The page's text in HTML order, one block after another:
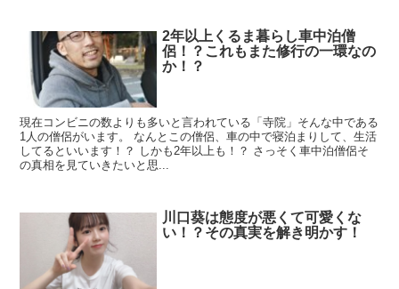
2年以上くるま暮らし車中泊僧
侶！？これもまた修行の一環なの
か！？
現在コンビニの数よりも多いと言われている「寺院」そんな中である
1人の僧侶がいます。 なんとこの僧侶、車の中で寝泊まりして、生活
してるといいます！？ しかも2年以上も！？ さっそく車中泊僧侶そ
の真相を見ていきたいと思...
川口葵は態度が悪くて可愛くな
い！？その真実を解き明かす！